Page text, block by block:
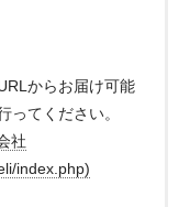
からお届け可能
ってください。
社
index.php)